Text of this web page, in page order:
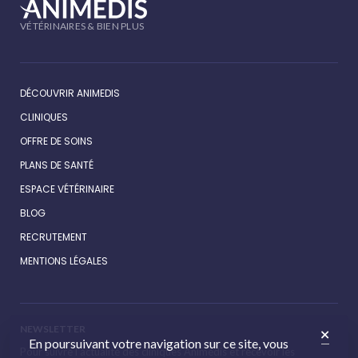
VÉTÉRINAIRES & BIEN PLUS
DÉCOUVRIR ANIMEDIS
CLINIQUES
OFFRE DE SOINS
PLANS DE SANTÉ
ESPACE VÉTÉRINAIRE
BLOG
RECRUTEMENT
MENTIONS LÉGALES
Pour suivre l’actualité des cliniques Animédis et recevoir les
En poursuivant votre navigation sur ce site, vous